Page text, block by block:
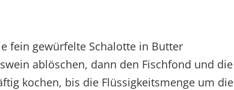
fein gewürfelte Schalotte in Butter
ablöschen, dann den Fischfond und die
kochen, bis die Flüssigkeitsmenge um die